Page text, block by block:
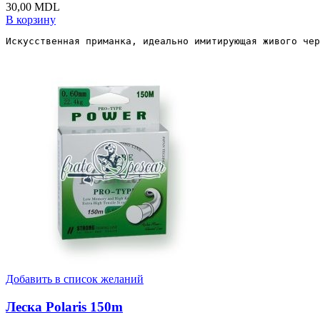
30,00 MDL
В корзину
Искусственная приманка, идеально имитирующая живого
Добавить в список желаний
Леска Polaris 150m